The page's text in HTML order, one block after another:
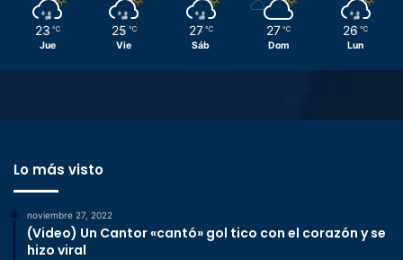
23 ℃
Jue
25 ℃
Vie
27 ℃
Sáb
27 ℃
Dom
26 ℃
Lun
Lo más visto
noviembre 27, 2022
(Video) Un Cantor «cantó» gol tico con el corazón y se
hizo viral